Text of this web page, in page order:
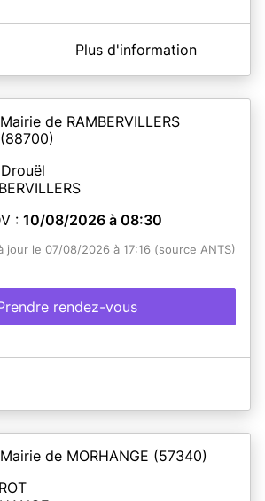
Services Saales
En savoir plus
Plus d'information
Mairie de RAMBERVILLERS
(88700)
: 10/08/2026 à 08:30
jour le 07/08/2026 à 17:16 (source ANTS)
rendez-vous
Mairie de MORHANGE (57340)